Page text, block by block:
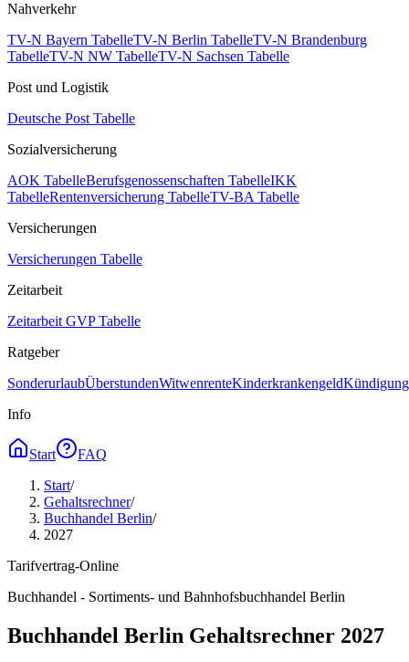
Nahverkehr
TV-N Bayern TabelleTV-N Berlin TabelleTV-N Brandenburg
TabelleTV-N NW TabelleTV-N Sachsen Tabelle
Post und Logistik
Deutsche Post Tabelle
Sozialversicherung
AOK TabelleBerufsgenossenschaften TabelleIKK
TabelleRentenversicherung TabelleTV-BA Tabelle
Versicherungen
Versicherungen Tabelle
Zeitarbeit
Zeitarbeit GVP Tabelle
Ratgeber
SonderurlaubÜberstundenWitwenrenteKinderkrankengeld
Info
Start
FAQ
Start/
Gehaltsrechner/
Buchhandel Berlin/
2027
Tarifvertrag-Online
Buchhandel - Sortiments- und Bahnhofsbuchhandel Berlin
Buchhandel Berlin Gehaltsrechner 2027